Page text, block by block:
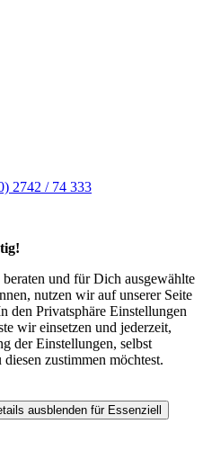
2742 / 74 333
und für Dich ausgewählte
nutzen wir auf unserer Seite
den Privatsphäre Einstellungen
wir einsetzen und jederzeit,
der Einstellungen, selbst
zustimmen möchtest.
ausblenden für Essenziell